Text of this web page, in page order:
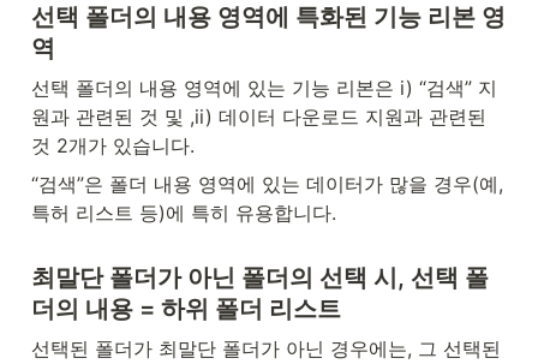
선택 폴더의 내용 영역에 특화된 기능 리본 영
역
선택 폴더의 내용 영역에 있는 기능 리본은 i) “검색” 지
원과 관련된 것 및 ,ii) 데이터 다운로드 지원과 관련된
것 2개가 있습니다.
“검색”은 폴더 내용 영역에 있는 데이터가 많을 경우(예,
특허 리스트 등)에 특히 유용합니다.
최말단 폴더가 아닌 폴더의 선택 시, 선택 폴
더의 내용 = 하위 폴더 리스트
선택된 폴더가 최말단 폴더가 아닌 경우에는, 그 선택된